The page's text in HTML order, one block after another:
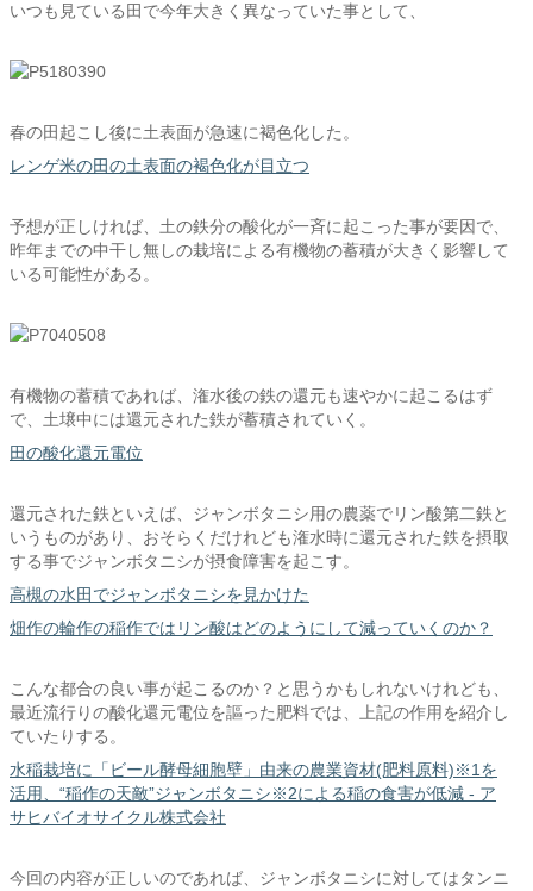
いつも見ている田で今年大きく異なっていた事として、
春の田起こし後に土表面が急速に褐色化した。
レンゲ米の田の土表面の褐色化が目立つ
予想が正しければ、土の鉄分の酸化が一斉に起こった事が要因で、
昨年までの中干し無しの栽培による有機物の蓄積が大きく影響して
いる可能性がある。
有機物の蓄積であれば、潅水後の鉄の還元も速やかに起こるはず
で、土壌中には還元された鉄が蓄積されていく。
田の酸化還元電位
還元された鉄といえば、ジャンボタニシ用の農薬でリン酸第二鉄と
いうものがあり、おそらくだけれども潅水時に還元された鉄を摂取
する事でジャンボタニシが摂食障害を起こす。
高槻の水田でジャンボタニシを見かけた
畑作の輪作の稲作ではリン酸はどのようにして減っていくのか？
こんな都合の良い事が起こるのか？と思うかもしれないけれども、
最近流行りの酸化還元電位を謳った肥料では、上記の作用を紹介し
ていたりする。
水稲栽培に「ビール酵母細胞壁」由来の農業資材(肥料原料)※1を
活用、“稲作の天敵”ジャンボタニシ※2による稲の食害が低減 - ア
サヒバイオサイクル株式会社
今回の内容が正しいのであれば、ジャンボタニシに対してはタンニ